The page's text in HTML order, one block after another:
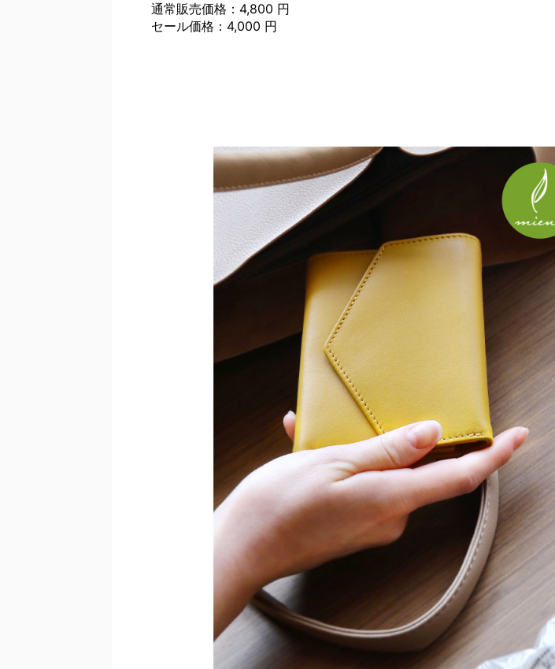
通常販売価格：4,800 円
セール価格：4,000 円